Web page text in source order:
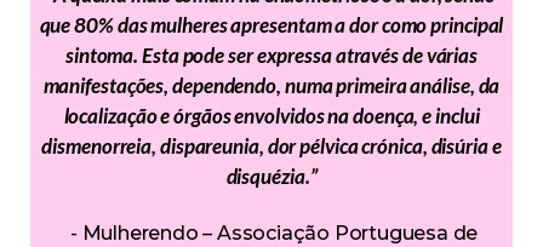
que 80% das mulheres apresentam a dor como principal
sintoma. Esta pode ser expressa através de várias
manifestações, dependendo, numa primeira análise, da
localização e órgãos envolvidos na doença, e inclui
dismenorreia, dispareunia, dor pélvica crónica, disúria e
disquézia.”
Mulherendo – Associação Portuguesa de